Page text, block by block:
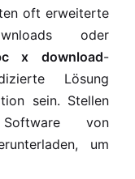
oft erweiterte
oder
x download-
Lösung
sein. Stellen
von
um